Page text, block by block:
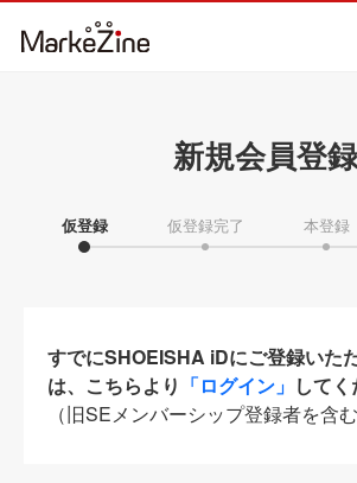
新規会員登録
仮登録 仮登録完了 本登録
すでにSHOEISHA iDにご登録いた
は、こちらより 「ログイン」 してく
（旧SEメンバーシップ登録者を含む